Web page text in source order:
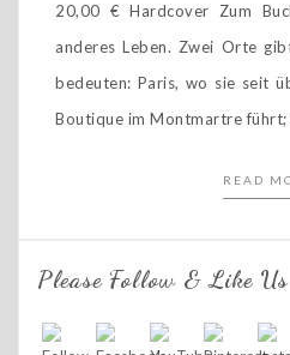
20,00 € Hardcover Zum
anderes Leben. Zwei Orte
bedeuten: Paris, wo sie seit
Boutique im Montmartre führt;
READ
Please Follow & Like